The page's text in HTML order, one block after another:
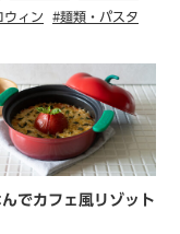
ウィン #麺類・パスタ
でカフェ風リゾット